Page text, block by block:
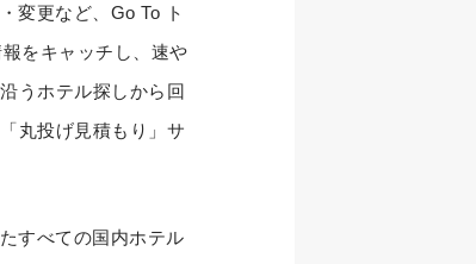
変更など、Go To ト
をキャッチし、速や
うホテル探しから回
丸投げ見積もり」サ
すべての国内ホテル